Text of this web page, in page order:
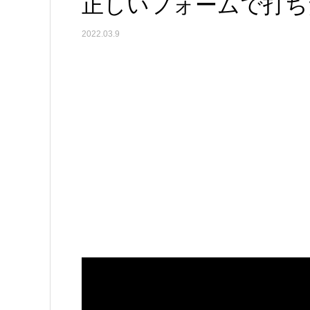
2022.03.9